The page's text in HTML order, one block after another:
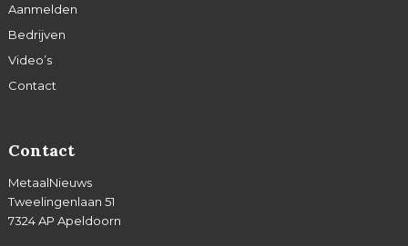
Aanmelden
Bedrijven
Video’s
Contact
Contact
MetaalNieuws
Tweelingenlaan 51
7324 AP Apeldoorn